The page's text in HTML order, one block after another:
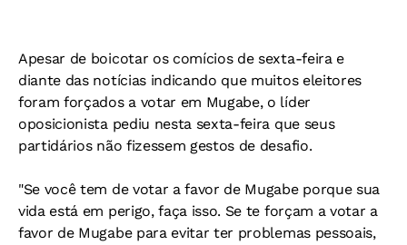
Apesar de boicotar os comícios de sexta-feira e
diante das notícias indicando que muitos eleitores
foram forçados a votar em Mugabe, o líder
oposicionista pediu nesta sexta-feira que seus
partidários não fizessem gestos de desafio.
"Se você tem de votar a favor de Mugabe porque sua
vida está em perigo, faça isso. Se te forçam a votar a
favor de Mugabe para evitar ter problemas pessoais,